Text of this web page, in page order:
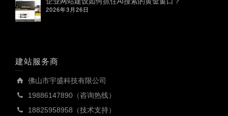
2026年3月26日
建站服务商
佛山市宇盛科技有限公司
19886147890（咨询热线）
18825958958（技术支持）